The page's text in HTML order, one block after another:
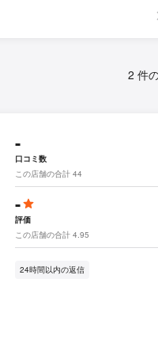
2 件
-
口コミ数
この店舗の合計 44
-
評価
この店舗の合計 4.95
24時間以内の返信